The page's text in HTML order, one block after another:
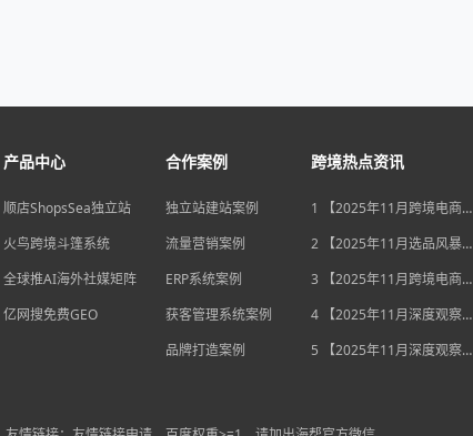
产品中心
顺店ShopsSea独立站
火鸟跨境斗篷系统
全球推AI海外社媒矩阵
亿网搜免费GEO
合作案例
独立站建站案例
流量营销案例
ERP系统案例
获客管理系统案例
品牌打造案例
跨境热点资讯
1 【2025年11月跨境电商大
独立站流量自主权如何突
2 【2025年11月选品风暴】
后，跨境电商如何抢占数字
3 【2025年11月跨境电商新
宽，独立站卖家如何借势突
4 【2025年11月深度观察】
后，跨境电商如何用“自主流
5 【2025年11月深度观察】